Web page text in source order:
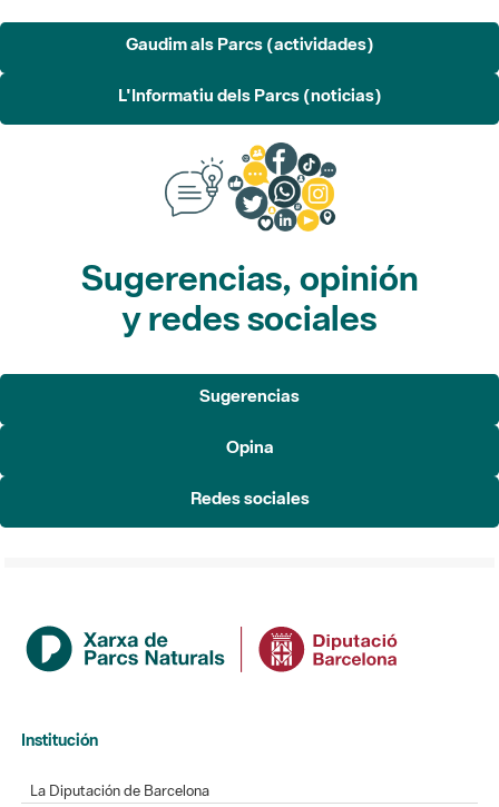
Gaudim als Parcs (actividades)
L'Informatiu dels Parcs (noticias)
Sugerencias, opinión
y redes sociales
Sugerencias
Opina
Redes sociales
Institución
La Diputación de Barcelona